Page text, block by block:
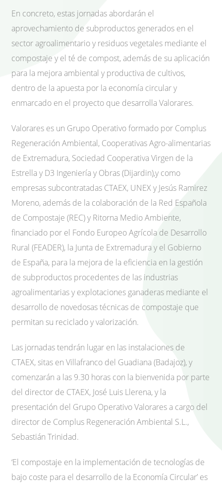
En concreto, estas jornadas abordarán el
aprovechamiento de subproductos generados en el
sector agroalimentario y residuos vegetales mediante el
compostaje y el té de compost, además de su aplicación
para la mejora ambiental y productiva de cultivos,
dentro de la apuesta por la economía circular y
enmarcado en el proyecto que desarrolla Valorares.
Valorares es un Grupo Operativo formado por Complus
Regeneración Ambiental, Cooperativas Agro-alimentarias
de Extremadura, Sociedad Cooperativa Virgen de la
Estrella y D3 Ingeniería y Obras (Dijardin),y como
empresas subcontratadas CTAEX, UNEX y Jesús Ramirez
Moreno, además de la colaboración de la Red Española
de Compostaje (REC) y Ritorna Medio Ambiente,
financiado por el Fondo Europeo Agrícola de Desarrollo
Rural (FEADER), la Junta de Extremadura y el Gobierno
de España, para la mejora de la eficiencia en la gestión
de subproductos procedentes de las industrias
agroalimentarias y explotaciones ganaderas mediante el
desarrollo de novedosas técnicas de compostaje que
permitan su reciclado y valorización.
Las jornadas tendrán lugar en las instalaciones de
CTAEX, sitas en Villafranco del Guadiana (Badajoz), y
comenzarán a las 9.30 horas con la bienvenida por parte
del director de CTAEX, José Luis Llerena, y la
presentación del Grupo Operativo Valorares a cargo del
director de Complus Regeneración Ambiental S.L.,
Sebastián Trinidad.
‘El compostaje en la implementación de tecnologías de
bajo coste para el desarrollo de la Economía Circular’ es